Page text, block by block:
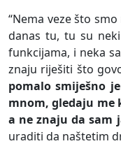
“Nema veze što
danas tu, tu su
funkcijama, i neka
znaju riješiti što
pomalo smiješno
mnom, gledaju me
a ne znaju da sam
uraditi da naštetim